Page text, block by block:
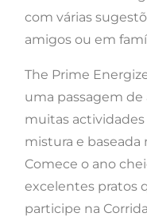
com várias
amigos ou em
The Prime
uma passagem
muitas
mistura e baseada
Comece o ano
excelentes pratos
participe na